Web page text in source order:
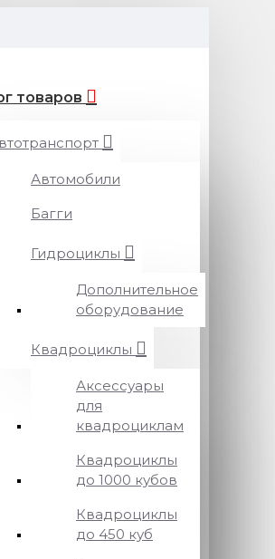
товаров
Автомобили
Багги
Гидроциклы
Дополнительное
оборудование
Квадроциклы
Аксессуары
для
квадроциклам
Квадроциклы
до 1000 кубов
Квадроциклы
до 450 куб